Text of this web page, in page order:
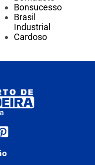
Bonsucesso
Brasil
Industrial
Cardoso